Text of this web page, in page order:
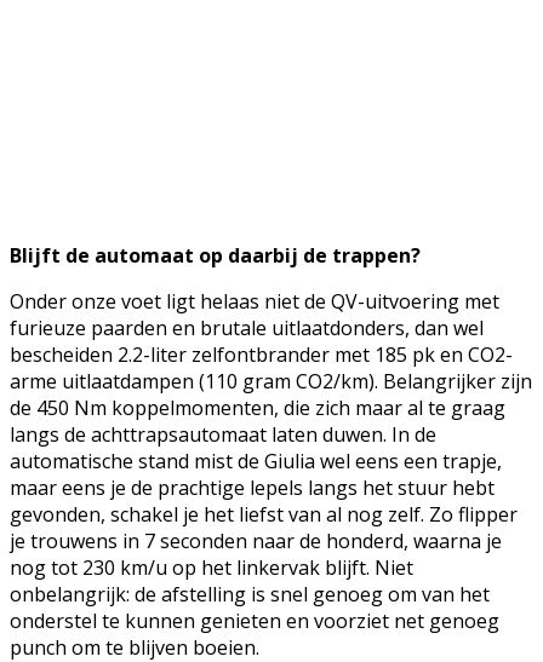
Blijft de automaat op daarbij de trappen?
Onder onze voet ligt helaas niet de QV-uitvoering met
furieuze paarden en brutale uitlaatdonders, dan wel
bescheiden 2.2-liter zelfontbrander met 185 pk en CO2-
arme uitlaatdampen (110 gram CO2/km). Belangrijker zijn
de 450 Nm koppelmomenten, die zich maar al te graag
langs de achttrapsautomaat laten duwen. In de
automatische stand mist de Giulia wel eens een trapje,
maar eens je de prachtige lepels langs het stuur hebt
gevonden, schakel je het liefst van al nog zelf. Zo flipper
je trouwens in 7 seconden naar de honderd, waarna je
nog tot 230 km/u op het linkervak blijft. Niet
onbelangrijk: de afstelling is snel genoeg om van het
onderstel te kunnen genieten en voorziet net genoeg
punch om te blijven boeien.